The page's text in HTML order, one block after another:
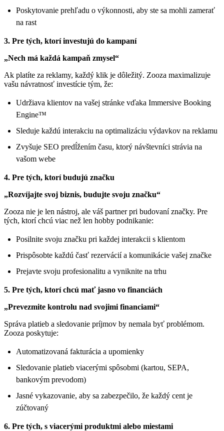
Poskytovanie prehľadu o výkonnosti, aby ste sa mohli zamerať
na rast
3. Pre tých, ktorí investujú do kampaní
„Nech má každá kampaň zmysel“
Ak platíte za reklamy, každý klik je dôležitý. Zooza maximalizuje
vašu návratnosť investície tým, že:
Udržiava klientov na vašej stránke vďaka Immersive Booking
Engine™
Sleduje každú interakciu na optimalizáciu výdavkov na reklamu
Zvyšuje SEO predĺžením času, ktorý návštevníci strávia na
vašom webe
4. Pre tých, ktorí budujú značku
„Rozvíjajte svoj biznis, budujte svoju značku“
Zooza nie je len nástroj, ale váš partner pri budovaní značky. Pre
tých, ktorí chcú viac než len hobby podnikanie:
Posilnite svoju značku pri každej interakcii s klientom
Prispôsobte každú časť rezervácií a komunikácie vašej značke
Prejavte svoju profesionalitu a vyniknite na trhu
5. Pre tých, ktorí chcú mať jasno vo financiách
„Prevezmite kontrolu nad svojimi financiami“
Správa platieb a sledovanie príjmov by nemala byť problémom.
Zooza poskytuje:
Automatizovaná fakturácia a upomienky
Sledovanie platieb viacerými spôsobmi (kartou, SEPA,
bankovým prevodom)
Jasné vykazovanie, aby sa zabezpečilo, že každý cent je
zúčtovaný
6. Pre tých, s viacerými produktmi alebo miestami